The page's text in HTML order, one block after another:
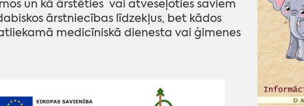
un kā ārstēties vai atveseļoties saviem
ārstniecības līdzekļus, bet kādos
medicīniskā dienesta vai ģimenes